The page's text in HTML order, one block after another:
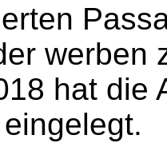
werben
hat die